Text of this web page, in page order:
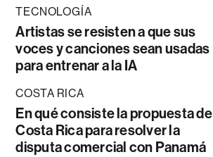
TECNOLOGÍA
Artistas se resisten a que sus
voces y canciones sean usadas
para entrenar a la IA
COSTA RICA
En qué consiste la propuesta de
Costa Rica para resolver la
disputa comercial con Panamá